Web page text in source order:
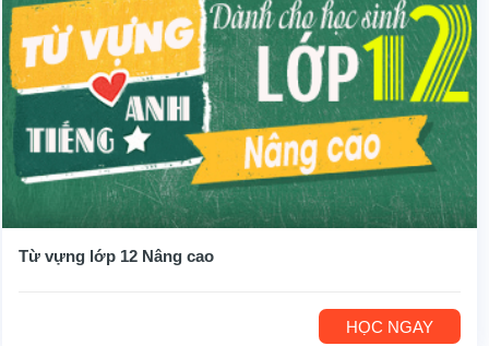
Từ vựng lớp 12 Nâng cao
HỌC NGAY